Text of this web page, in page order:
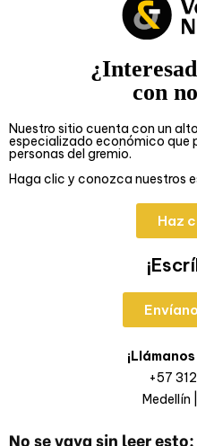
con
Nuestro sitio cuenta con un
especializado económico que
personas del gremio.
Haga clic y conozca nuestros
Haz
+57
Medellín
No se vaya sin leer esto: